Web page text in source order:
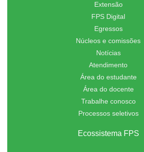
Extensão
FPS Digital
Egressos
Núcleos e comissões
Notícias
Atendimento
Área do estudante
Área do docente
Trabalhe conosco
Processos seletivos
Ecossistema FPS